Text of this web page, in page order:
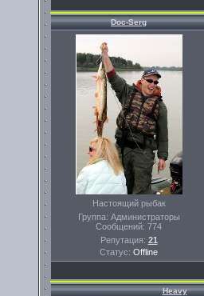
Doc-Serg
Настоящий рыбак
Группа: Администраторы
Сообщений: 774
Репутация: 21
Статус: Offline
Heavy